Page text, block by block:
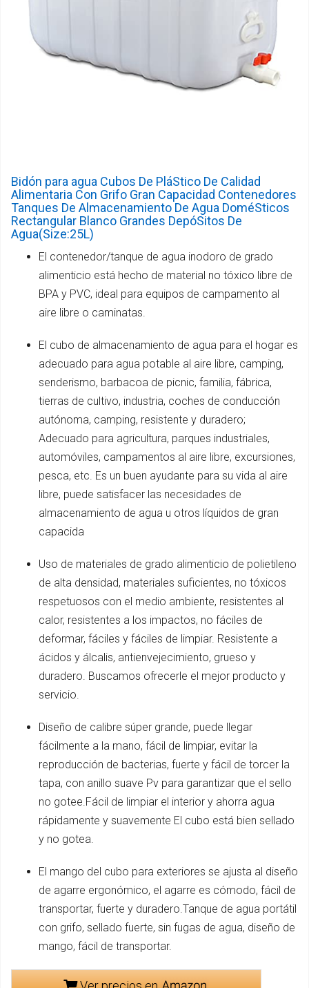
Bidón para agua Cubos De PláStico De Calidad
Alimentaria Con Grifo Gran Capacidad Contenedores
Tanques De Almacenamiento De Agua DoméSticos
Rectangular Blanco Grandes DepóSitos De
Agua(Size:25L)
El contenedor/tanque de agua inodoro de grado
alimenticio está hecho de material no tóxico libre de
BPA y PVC, ideal para equipos de campamento al
aire libre o caminatas.
El cubo de almacenamiento de agua para el hogar es
adecuado para agua potable al aire libre, camping,
senderismo, barbacoa de picnic, familia, fábrica,
tierras de cultivo, industria, coches de conducción
autónoma, camping, resistente y duradero;
Adecuado para agricultura, parques industriales,
automóviles, campamentos al aire libre, excursiones,
pesca, etc. Es un buen ayudante para su vida al aire
libre, puede satisfacer las necesidades de
almacenamiento de agua u otros líquidos de gran
capacida
Uso de materiales de grado alimenticio de polietileno
de alta densidad, materiales suficientes, no tóxicos
respetuosos con el medio ambiente, resistentes al
calor, resistentes a los impactos, no fáciles de
deformar, fáciles y fáciles de limpiar. Resistente a
ácidos y álcalis, antienvejecimiento, grueso y
duradero. Buscamos ofrecerle el mejor producto y
servicio.
Diseño de calibre súper grande, puede llegar
fácilmente a la mano, fácil de limpiar, evitar la
reproducción de bacterias, fuerte y fácil de torcer la
tapa, con anillo suave Pv para garantizar que el sello
no gotee.Fácil de limpiar el interior y ahorra agua
rápidamente y suavemente El cubo está bien sellado
y no gotea.
El mango del cubo para exteriores se ajusta al diseño
de agarre ergonómico, el agarre es cómodo, fácil de
transportar, fuerte y duradero.Tanque de agua portátil
con grifo, sellado fuerte, sin fugas de agua, diseño de
mango, fácil de transportar.